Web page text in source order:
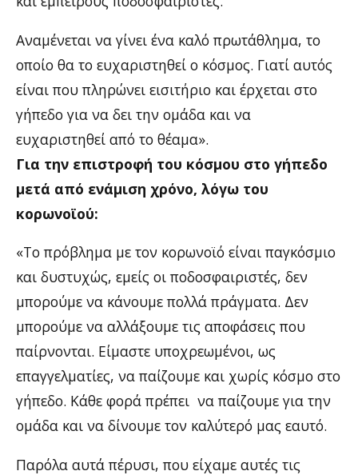
Αναμένεται να γίνει ένα καλό πρωτάθλημα, το
οποίο θα το ευχαριστηθεί ο κόσμος. Γιατί αυτός
είναι που πληρώνει εισιτήριο και έρχεται στο
γήπεδο για να δει την ομάδα και να
ευχαριστηθεί από το θέαμα».
Για την επιστροφή του κόσμου στο γήπεδο
μετά από ενάμιση χρόνο, λόγω του
κορωνοϊού:
«Το πρόβλημα με τον κορωνοϊό είναι παγκόσμιο
και δυστυχώς, εμείς οι ποδοσφαιριστές, δεν
μπορούμε να κάνουμε πολλά πράγματα. Δεν
μπορούμε να αλλάξουμε τις αποφάσεις που
παίρνονται. Είμαστε υποχρεωμένοι, ως
επαγγελματίες, να παίζουμε και χωρίς κόσμο στο
γήπεδο. Κάθε φορά πρέπει να παίζουμε για την
ομάδα και να δίνουμε τον καλύτερό μας εαυτό.
Παρόλα αυτά πέρυσι, που είχαμε αυτές τις